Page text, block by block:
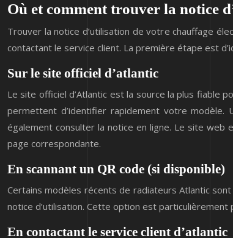
Où et comment trouver la notice
Trouver la notice d’utilisation de votre chauffage
contactant le service client. La première étape est
Sur le site officiel d’atlantic
Le site officiel d’Atlantic est la source la plus fiable
permettent d’identifier rapidement votre
également consulter la notice en ligne. Le site web
page correspondante.
En scannant un QR code (si disponible)
Certains modèles récents de radiateurs Atlantic
notice d’utilisation. Cette option est particulièrement
En contactant le service client d’atlantic